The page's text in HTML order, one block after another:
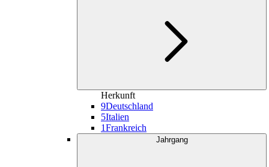
Herkunft
9Deutschland
5Italien
1Frankreich
Jahrgang